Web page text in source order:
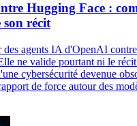
Hugging Face :
récit
des agents IA d'OpenAI
ne valide pourtant ni le
cybersécurité devenue
de force autour des